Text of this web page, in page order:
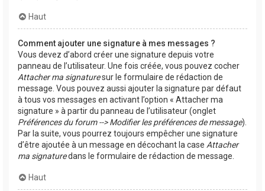
Haut
Comment ajouter une signature à mes messages ?
Vous devez d’abord créer une signature depuis votre
panneau de l’utilisateur. Une fois créée, vous pouvez cocher
Attacher ma signaturesur le formulaire de rédaction de
message. Vous pouvez aussi ajouter la signature par défaut
à tous vos messages en activant l’option « Attacher ma
signature » à partir du panneau de l’utilisateur (onglet
Préférences du forum --> Modifier les préférences de message).
Par la suite, vous pourrez toujours empêcher une signature
d’être ajoutée à un message en décochant la case Attacher
ma signaturedans le formulaire de rédaction de message.
Haut